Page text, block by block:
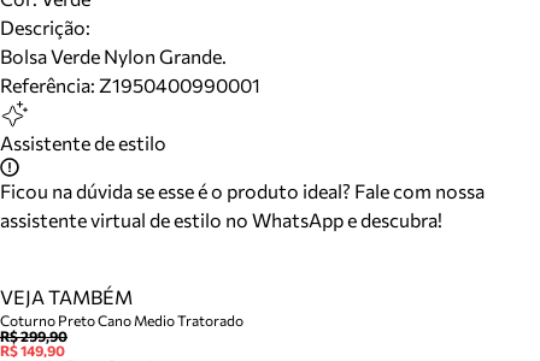
Descrição:
Bolsa Verde Nylon Grande.
Referência: Z1950400990001
Assistente de estilo
Ficou na dúvida se esse é o produto ideal? Fale com nossa
assistente virtual de estilo no WhatsApp e descubra!
VEJA TAMBÉM
Coturno Preto Cano Medio Tratorado
R$ 299,90
R$ 149,90